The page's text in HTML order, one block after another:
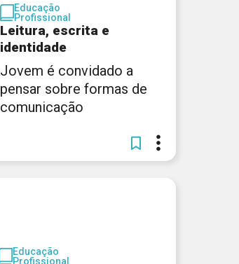
Educação
Profissional
Leitura, escrita e
identidade
Jovem é convidado a
pensar sobre formas de
comunicação
Educação
Profissional